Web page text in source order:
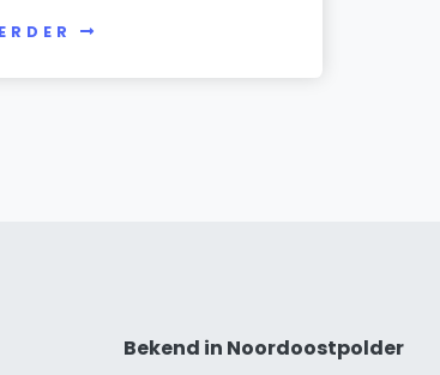
Bekend in Noordoostpolder